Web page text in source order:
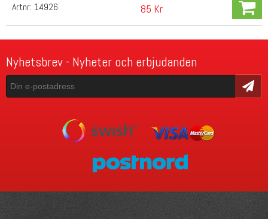
Artnr: 14926 85 Kr
Nyhetsbrev - Nyheter och erbjudanden
Skicka